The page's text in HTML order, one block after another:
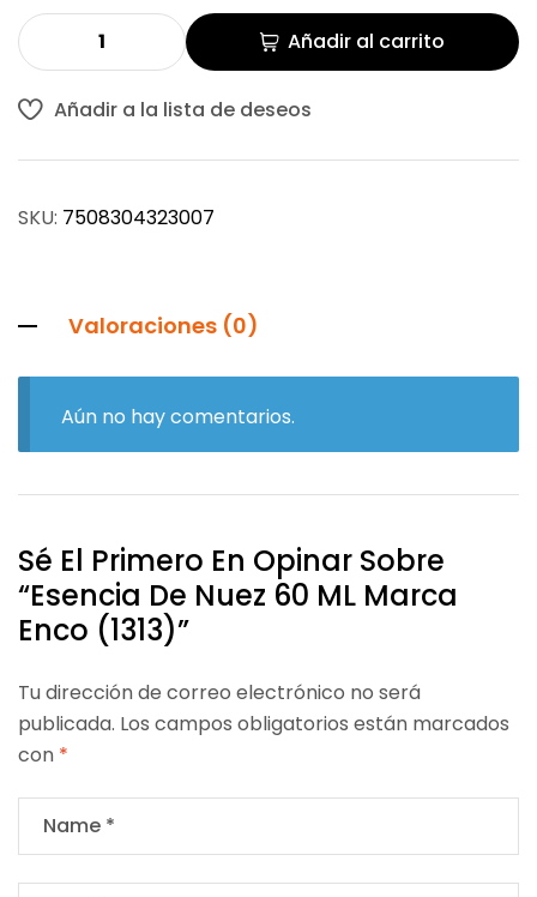
Añadir al carrito
Añadir a la lista de deseos
SKU: 7508304323007
Valoraciones (0)
Aún no hay comentarios.
Sé El Primero En Opinar Sobre
“Esencia De Nuez 60 ML Marca
Enco (1313)”
Tu dirección de correo electrónico no será
publicada. Los campos obligatorios están marcados
con *